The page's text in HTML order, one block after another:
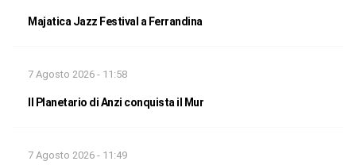
Majatica Jazz Festival a Ferrandina
7 Agosto 2026 - 11:58
Il Planetario di Anzi conquista il Mur
7 Agosto 2026 - 11:49